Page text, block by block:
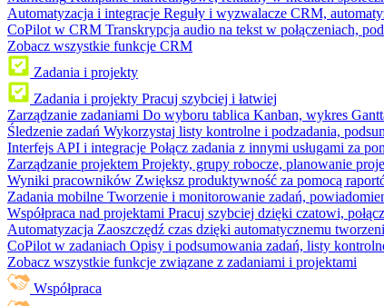
Automatyzacja i integracje Reguły i wyzwalacze CRM,
CoPilot w CRM Transkrypcja audio na tekst w połączeniach,
Zobacz wszystkie funkcje CRM
Zadania i projekty
Zadania i projekty Pracuj szybciej i łatwiej
Zarządzanie zadaniami Do wyboru tablica Kanban, wykres
Śledzenie zadań Wykorzystaj listy kontrolne i podzadania,
Interfejs API i integracje Połącz zadania z innymi usługami za
Zarządzanie projektem Projekty, grupy robocze, planowanie
Wyniki pracowników Zwiększ produktywność za pomocą
Zadania mobilne Tworzenie i monitorowanie zadań,
Współpraca nad projektami Pracuj szybciej dzięki czatowi,
Automatyzacja Zaoszczędź czas dzięki automatycznemu
CoPilot w zadaniach Opisy i podsumowania zadań, listy
Zobacz wszystkie funkcje związane z zadaniami i projektami
Współpraca